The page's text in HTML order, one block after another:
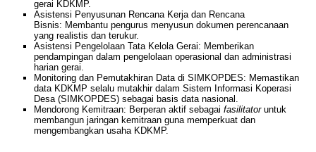
gerai KDKMP.
Asistensi Penyusunan Rencana Kerja dan Rencana
Bisnis: Membantu pengurus menyusun dokumen perencanaan
yang realistis dan terukur.
Asistensi Pengelolaan Tata Kelola Gerai: Memberikan
pendampingan dalam pengelolaan operasional dan administrasi
harian gerai.
Monitoring dan Pemutakhiran Data di SIMKOPDES: Memastikan
data KDKMP selalu mutakhir dalam Sistem Informasi Koperasi
Desa (SIMKOPDES) sebagai basis data nasional.
Mendorong Kemitraan: Berperan aktif sebagai fasilitatoruntuk
membangun jaringan kemitraan guna memperkuat dan
mengembangkan usaha KDKMP.